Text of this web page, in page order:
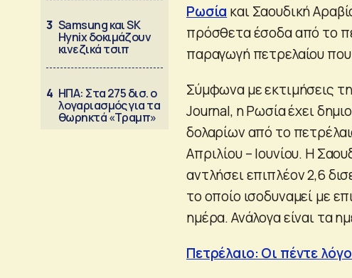
3 Samsung και SK
Hynix δοκιμάζουν
κινεζικά τσιπ
4 ΗΠΑ: Στα 275 δισ. ο
λογαριασμός για τα
θωρηκτά «Τραμπ»
Ρωσία και Σαουδική
πρόσθετα έσοδα από το
παραγωγή πετρελαίου που
Σύμφωνα με εκτιμήσεις
Journal, η Ρωσία έχει
δολαρίων από το
Απριλίου – Ιουνίου. Η
αντλήσει επιπλέον 2,6
το οποίο ισοδυναμεί με
ημέρα. Ανάλογα είναι τα
Πετρέλαιο: Οι πέντε